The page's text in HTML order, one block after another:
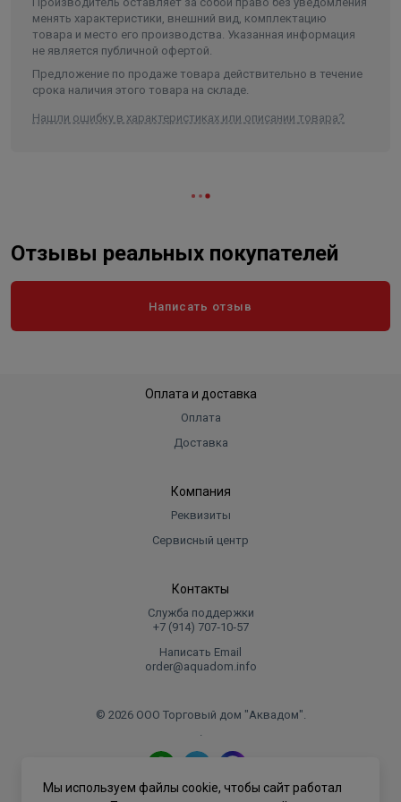
Длина 300
305
Объем 0.033398
менять характеристики, внешний вид, комплектацию
товара и место его производства. Указанная информация
не является публичной офертой.
Предложение по продаже товара действительно в течение
срока наличия этого товара на складе.
Нашли ошибку в характеристиках или описании товара?
Отзывы реальных покупателей
Написать отзыв
Оплата и доставка
Оплата
Доставка
Компания
Реквизиты
Сервисный центр
Контакты
Служба поддержки
+7 (914) 707‑10‑57
Написать Email
order@aquadom.info
© 2026 ООО Торговый дом "Аквадом".
.
Политика конфиденциальности
Мы используем файлы cookie, чтобы сайт работал